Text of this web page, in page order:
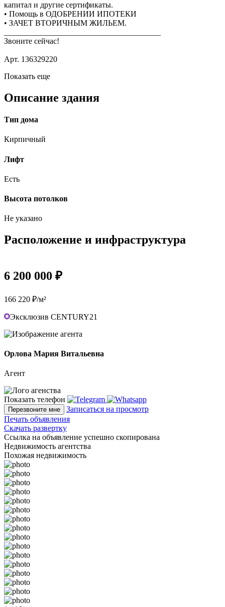
капитал и другие сертификаты.
• Помощь в ОДОБРЕНИИ ИПОТЕКИ
• ЗАЧЕТ ВТОРИЧНЫМ ЖИЛЬЕМ.
Звоните сейчас!
Арт. 136329220
Показать еще
Описание здания
Тип дома
Кирпичный
Лифт
Есть
Высота потолков
Не указано
Расположение и инфраструктура
6 200 000 ₽
166 220 ₽/м²
Эксклюзив CENTURY21
Орлова Мария Витальевна
Агент
Показать телефон
Перезвоните мне
Записаться на просмотр
Печать объявления
Скачать развертку
Ссылка на объявление успешно скопирована
Недвижимость агентства
Похожая недвижимость